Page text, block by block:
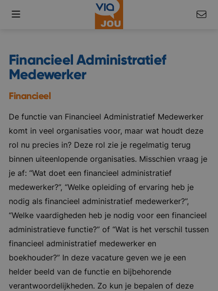
Financieel Administratief
Medewerker
Financieel
De functie van Financieel Administratief Medewerker
komt in veel organisaties voor, maar wat houdt deze
rol nu precies in? Deze rol zie je regelmatig terug
binnen uiteenlopende organisaties. Misschien vraag je
je af: “Wat doet een financieel administratief
medewerker?”, “Welke opleiding of ervaring heb je
nodig als financieel administratief medewerker?”,
“Welke vaardigheden heb je nodig voor een financieel
administratieve functie?” of “Wat is het verschil tussen
financieel administratief medewerker en
boekhouder?” In deze vacature geven we je een
helder beeld van de functie en bijbehorende
verantwoordelijkheden. Zo kun je bepalen of deze